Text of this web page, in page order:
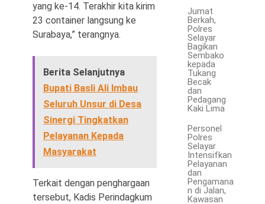
yang ke-14. Terakhir kita kirim
23 container langsung ke
Surabaya,” terangnya.
Berita Selanjutnya
Bupati Basli Ali Imbau
Seluruh Unsur di Desa
Sinergi Tingkatkan
Pelayanan Kepada
Masyarakat
Terkait dengan penghargaan
tersebut, Kadis Perindagkum
Jumat
Berkah,
Polres
Selayar
Bagikan
Sembako
kepada
Tukang
Becak
dan
Pedagang
Kaki Lima
Personel
Polres
Selayar
Intensifkan
Pelayanan
dan
Pengamana
n di Jalan,
Kawasan